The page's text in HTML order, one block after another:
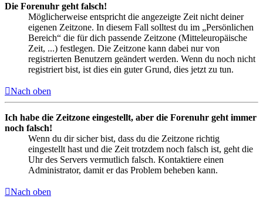
Die Forenuhr geht falsch!
Möglicherweise entspricht die angezeigte Zeit nicht deiner
eigenen Zeitzone. In diesem Fall solltest du im „Persönlichen
Bereich“ die für dich passende Zeitzone (Mitteleuropäische
Zeit, ...) festlegen. Die Zeitzone kann dabei nur von
registrierten Benutzern geändert werden. Wenn du noch nicht
registriert bist, ist dies ein guter Grund, dies jetzt zu tun.
Nach oben
Ich habe die Zeitzone eingestellt, aber die Forenuhr geht immer
noch falsch!
Wenn du dir sicher bist, dass du die Zeitzone richtig
eingestellt hast und die Zeit trotzdem noch falsch ist, geht die
Uhr des Servers vermutlich falsch. Kontaktiere einen
Administrator, damit er das Problem beheben kann.
Nach oben